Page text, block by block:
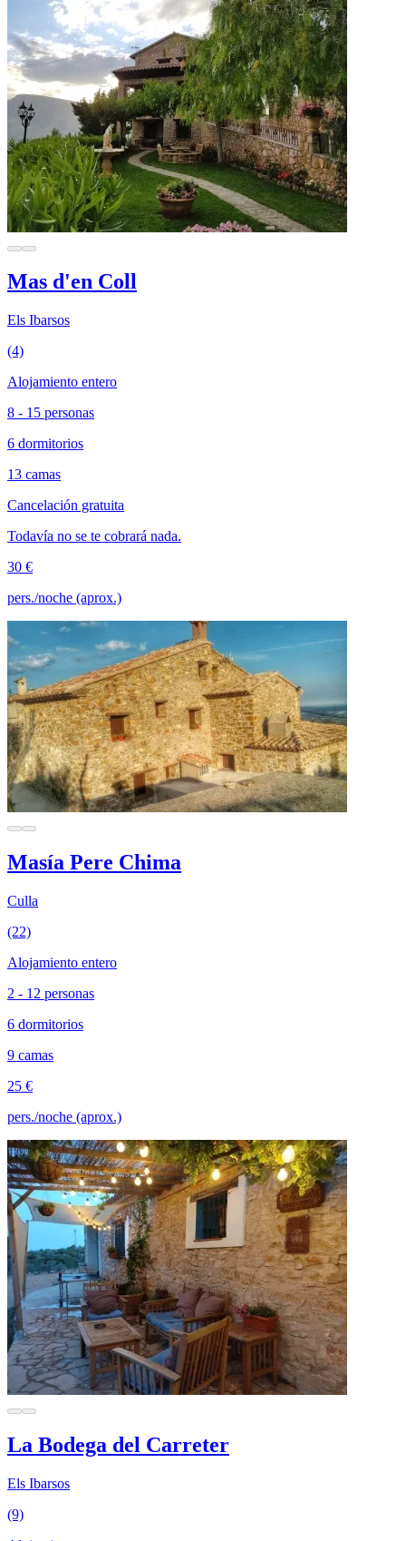
Mas d'en Coll
Els Ibarsos
(4)
Alojamiento entero
8 - 15 personas
6 dormitorios
13 camas
Cancelación gratuita
Todavía no se te cobrará nada.
30 €
pers./noche (aprox.)
Masía Pere Chima
Culla
(22)
Alojamiento entero
2 - 12 personas
6 dormitorios
9 camas
25 €
pers./noche (aprox.)
La Bodega del Carreter
Els Ibarsos
(9)